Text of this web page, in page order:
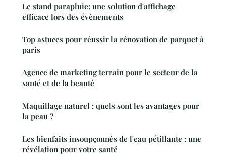
Le stand parapluie: une solution d'affichage
efficace lors des évènements
Top astuces pour réussir la rénovation de parquet à
paris
Agence de marketing terrain pour le secteur de la
santé et de la beauté
Maquillage naturel : quels sont les avantages pour
la peau ?
Les bienfaits insoupçonnés de l'eau pétillante : une
révélation pour votre santé